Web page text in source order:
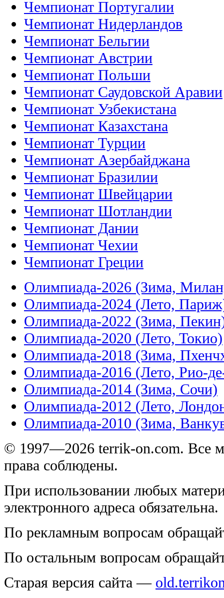
Чемпионат Португалии
Чемпионат Нидерландов
Чемпионат Бельгии
Чемпионат Австрии
Чемпионат Польши
Чемпионат Саудовской Аравии
Чемпионат Узбекистана
Чемпионат Казахстана
Чемпионат Турции
Чемпионат Азербайджана
Чемпионат Бразилии
Чемпионат Швейцарии
Чемпионат Шотландии
Чемпионат Дании
Чемпионат Чехии
Чемпионат Греции
Олимпиада-2026 (Зима,
Олимпиада-2024 (Лето,
Олимпиада-2022 (Зима,
Олимпиада-2020 (Лето, Токио)
Олимпиада-2018 (Зима,
Олимпиада-2016 (Лето, Рио-
Олимпиада-2014 (Зима, Сочи)
Олимпиада-2012 (Лето,
Олимпиада-2010 (Зима,
© 1997—2026 terrik-on.com. Все
права соблюдены.
При использовании любых
электронного адреса обязательна.
По рекламным вопросам
По остальным вопросам
Старая версия сайта —